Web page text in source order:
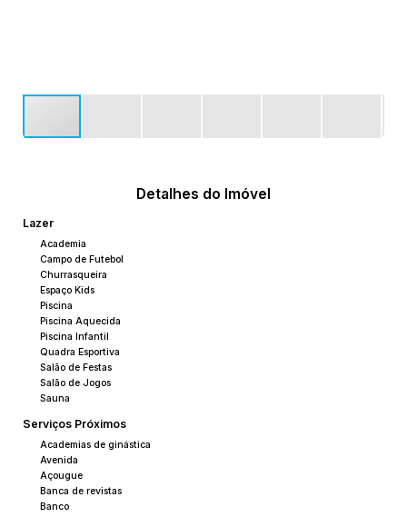
Detalhes do Imóvel
Lazer
Academia
Campo de Futebol
Churrasqueira
Espaço Kids
Piscina
Piscina Aquecida
Piscina Infantil
Quadra Esportiva
Salão de Festas
Salão de Jogos
Sauna
Serviços Próximos
Academias de ginástica
Avenida
Açougue
Banca de revistas
Banco